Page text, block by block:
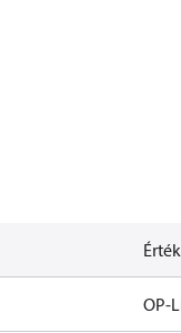
Érték
OP-